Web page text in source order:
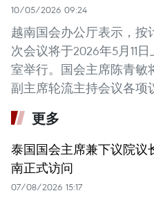
10/05/2026 09:24
越南国会办公厅表示，按
次会议将于2026年5月11
室举行。国会主席陈青敏
副主席轮流主持会议各项
更多
泰国国会主席兼下议院议
南正式访问
07/08/2026 15:17